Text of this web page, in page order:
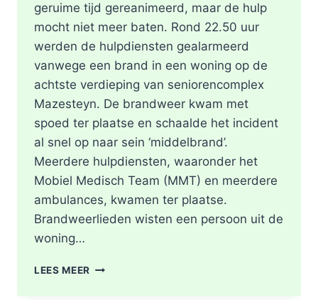
geruime tijd gereanimeerd, maar de hulp
mocht niet meer baten. Rond 22.50 uur
werden de hulpdiensten gealarmeerd
vanwege een brand in een woning op de
achtste verdieping van seniorencomplex
Mazesteyn. De brandweer kwam met
spoed ter plaatse en schaalde het incident
al snel op naar sein ‘middelbrand’.
Meerdere hulpdiensten, waaronder het
Mobiel Medisch Team (MMT) en meerdere
ambulances, kwamen ter plaatse.
Brandweerlieden wisten een persoon uit de
woning…
LEES MEER DODE